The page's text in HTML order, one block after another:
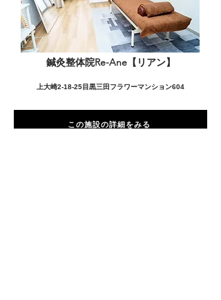
鍼灸整体院Re-Ane【リアン】
上大崎2-18-25目黒三田フラワーマンション604
この施設の詳細をみる